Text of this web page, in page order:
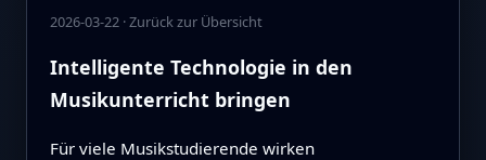
2026-03-22·Zurück zur Übersicht
Intelligente Technologie in den
Musikunterricht bringen
Für viele Musikstudierende wirken